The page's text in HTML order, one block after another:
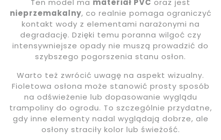
Ten model ma materiał PVC oraz jest
nieprzemakalny, co realnie pomaga ograniczyć
kontakt wody z elementami narażonymi na
degradację. Dzięki temu poranna wilgoć czy
intensywniejsze opady nie muszą prowadzić do
szybszego pogorszenia stanu osłon.
Warto też zwrócić uwagę na aspekt wizualny.
Fioletowa osłona może stanowić prosty sposób
na odświeżenie lub dopasowanie wyglądu
trampoliny do ogrodu. To szczególnie przydatne,
gdy inne elementy nadal wyglądają dobrze, ale
osłony straciły kolor lub świeżość.